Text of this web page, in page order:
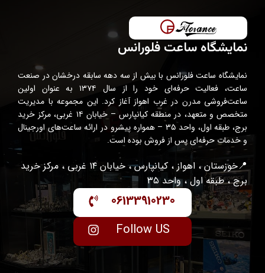
نمایشگاه ساعت فلورانس
نمایشگاه ساعت فلورانس با بیش از سه دهه سابقه درخشان در صنعت
ساعت، فعالیت حرفه‌ای خود را از سال ۱۳۷۴ به عنوان اولین
ساعت‌فروشی مدرن در غرب اهواز آغاز کرد. این مجموعه با مدیریت
متخصص و متعهد، در منطقه کیانپارس – خیابان ۱۴ غربی، مرکز خرید
برج، طبقه اول، واحد ۳۵ – همواره پیشرو در ارائه ساعت‌های اورجینال
و خدمات حرفه‌ای پس از فروش بوده است.
📍خوزستان ، اهواز ، کیانپارس ، خیابان ۱۴ غربی ، مرکز خرید
برج ، طبقه اول ، واحد ۳۵
06133910230
Follow US